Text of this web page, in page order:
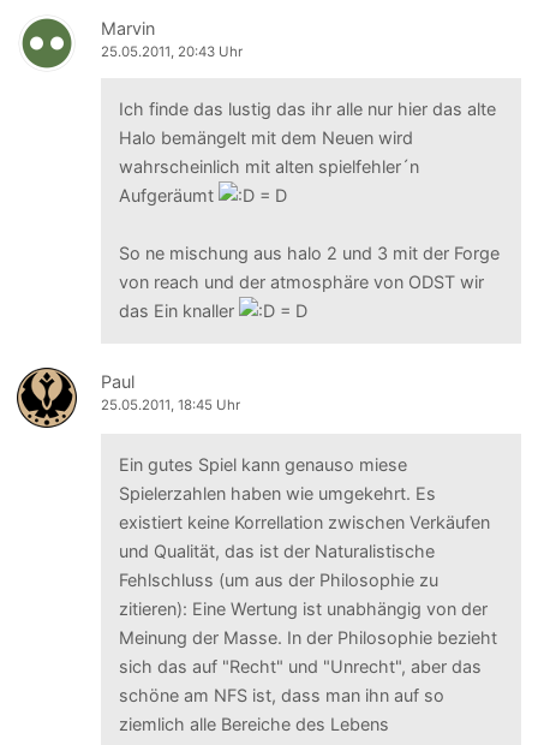
Marvin
25.05.2011, 20:43 Uhr
Ich finde das lustig das ihr alle nur hier das alte
Halo bemängelt mit dem Neuen wird
wahrscheinlich mit alten spielfehler´n
Aufgeräumt
So ne mischung aus halo 2 und 3 mit der Forge
von reach und der atmosphäre von ODST wir
das Ein knaller
Paul
25.05.2011, 18:45 Uhr
Ein gutes Spiel kann genauso miese
Spielerzahlen haben wie umgekehrt. Es
existiert keine Korrellation zwischen Verkäufen
und Qualität, das ist der Naturalistische
Fehlschluss (um aus der Philosophie zu
zitieren): Eine Wertung ist unabhängig von der
Meinung der Masse. In der Philosophie bezieht
sich das auf "Recht" und "Unrecht", aber das
schöne am NFS ist, dass man ihn auf so
ziemlich alle Bereiche des Lebens